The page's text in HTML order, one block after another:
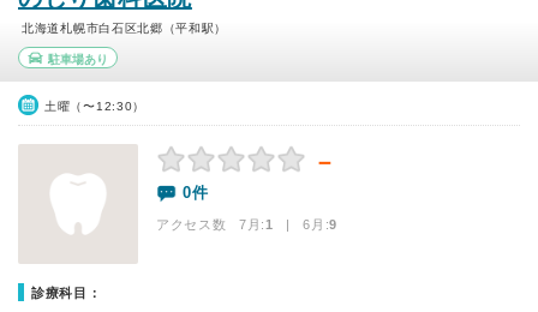
北海道札幌市白石区北郷（平和駅）
駐車場あり
土曜（〜12:30）
－
0件
アクセス数 7月:1 | 6月:9
診療科目：